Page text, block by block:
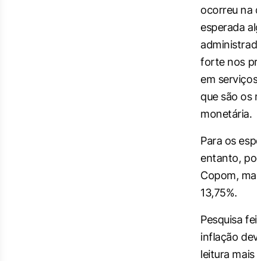
ocorreu na
esperada
forte nos
em
que são os
monetária.
Para os
entanto,
Copom,
13,75%.
Pesquisa
inflação
leitura